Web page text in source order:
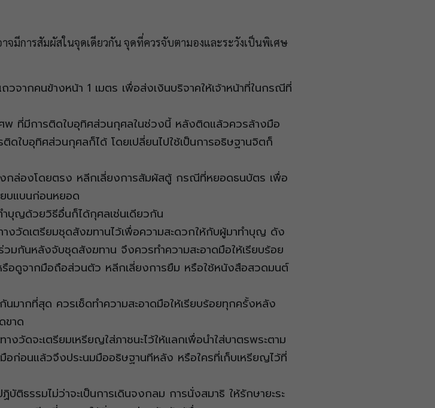
มีการสัมผัสในจุดเดียวกัน จุดที่ควรจับตามองและระวังเป็นพิเศษ
จากคนข้างหน้า 1 เมตร เพื่อส่งเงินบริจาคให้เจ้าหน้าที่ในกรณีที่
ที่มีการติดใบอุทิศส่วนกุศลในช่วงนี้ หลังติดแล้วควรล้างมือ
ใบอุทิศส่วนกุศลก็ได้ โดยเปลี่ยนไปใช้เป็นการอธิษฐานจิตก็
กล่องโดยตรง หลีกเลี่ยงการสัมผัสตู้ กรณีที่หยอดธนบัตร เพื่อ
บแบนก่อนหยอด
บุญด้วยวิธีอื่นก็ได้กุศลเช่นเดียวกัน
งวัดเตรียมชุดสังฆทานไว้เพื่อความสะดวกให้กับผู้มาทำบุญ ดัง
มกันหลังจับชุดสังฆทาน จึงควรทำความสะอาดมือให้เรียบร้อย
อดูจากมือถือส่วนตัว หลีกเลี่ยงการยืม หรือใช้หนังสือสวดมนต์
นมากที่สุด ควรเช็ดทำความสะอาดมือให้เรียบร้อยทุกครั้งหลัง
ขาด
วัดจะเตรียมเหรียญใส่ภาชนะไว้ให้แลกเพื่อนำใส่บาตรพระตาม
ก่อนแล้วจึงประนมมืออธิษฐานทีหลัง หรือใครที่เก็บเหรียญไว้ที่
ติธรรมไม่ว่าจะเป็นการเดินจงกลม การนั่งสมาธิ ให้รักษายะระ